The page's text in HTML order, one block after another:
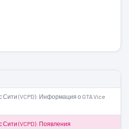
(VCPD): Информация о GTA Vice
(VCPD): Появления